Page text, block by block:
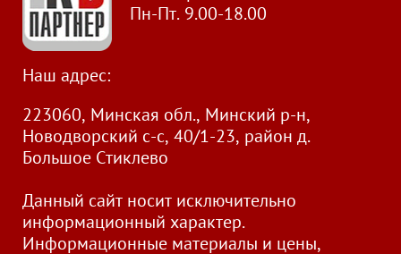
Пн-Пт. 9.00-18.00
Наш адрес:
223060, Минская обл., Минский р-н,
Новодворский с-с, 40/1-23, район д.
Большое Стиклево
Данный сайт носит исключительно
информационный характер.
Информационные материалы и цены,